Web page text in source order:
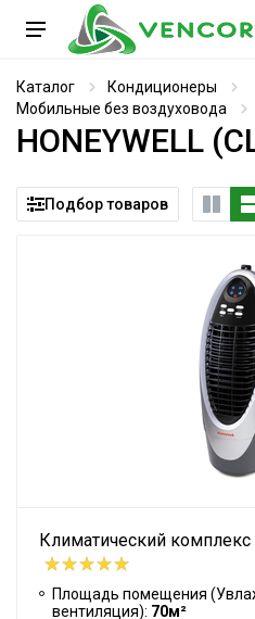
Каталог
Кондиционеры
Мобильные без воздуховода
HONEYWELL
Подбор товаров
Климатический комплекс
Площадь помещения
вентиляция): 70м²